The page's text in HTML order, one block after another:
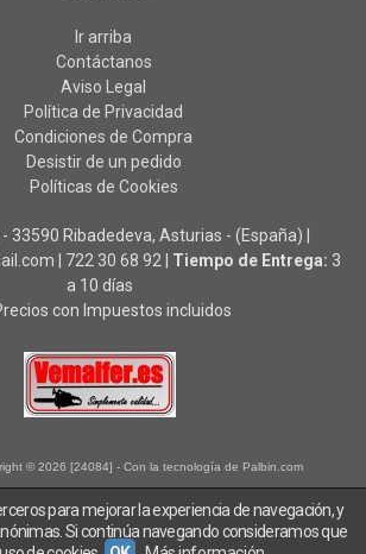
Ir arriba
Contáctanos
Aviso Legal
Política de Privacidad
Condiciones de Compra
Desistir de un pedido
Políticas de Cookies
33590 Ribadedeva, Asturias - (España) |
| 722 30 68 92 Tiempo de Entrega: 3
a 10 días
con Impuestos incluidos
© 2026 [24084] - Con la tecnología de Palbin.com
para mejorar la experiencia de navegación, y
Si continúa navegando consideramos que